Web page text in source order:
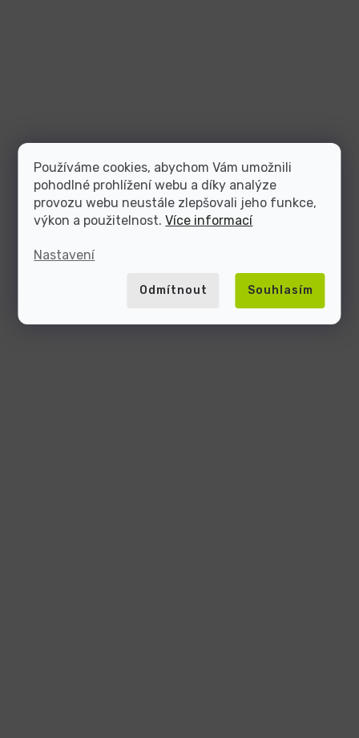
Používáme cookies, abychom Vám umožnili
pohodlné prohlížení webu a díky analýze
provozu webu neustále zlepšovali jeho funkce,
výkon a použitelnost.Více informací
Nastavení
Odmítnout Souhlasím